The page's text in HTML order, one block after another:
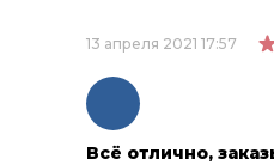
13 апреля 2021 17:57
Всё отлично,